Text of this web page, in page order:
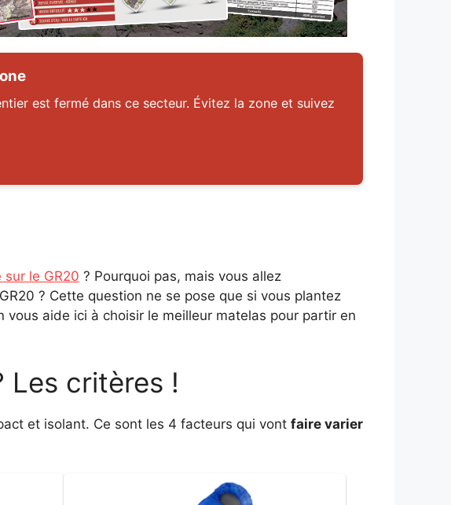
est fermé dans ce secteur. Évitez la zone et suivez
le GR20 ? Pourquoi pas, mais vous allez
? Cette question ne se pose que si vous plantez
aide ici à choisir le meilleur matelas pour partir en
Les critères !
et isolant. Ce sont les 4 facteurs qui vont faire varier